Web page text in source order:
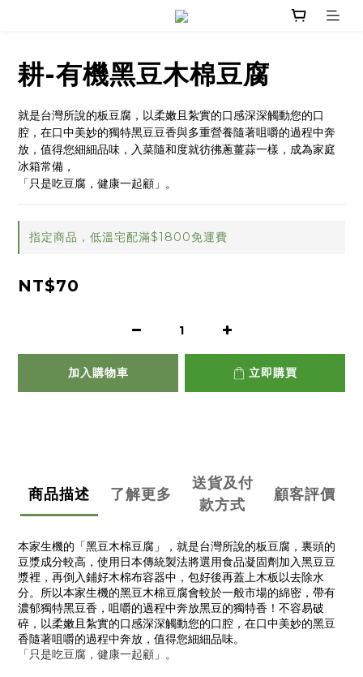
耕-有機黑豆木棉豆腐
就是台灣所說的板豆腐，以柔嫩且紮實的口感深深觸動您的口
腔，在口中美妙的獨特黑豆豆香與多重營養隨著咀嚼的過程中奔
放，值得您細細品味，入菜隨和度就彷彿蔥薑蒜一樣，成為家庭
冰箱常備，
「只是吃豆腐，健康一起顧」。
指定商品，低溫宅配滿$1800免運費
NT$70
加入購物車 立即購買
商品描述 了解更多
送貨及付
款方式
顧客評價
本家生機的「黑豆木棉豆腐」，就是台灣所說的板豆腐，裏頭的
豆漿成分較高，使用日本傳統製法將選用食品凝固劑加入黑豆豆
漿裡，再倒入鋪好木棉布容器中，包好後再蓋上木板以去除水
分。所以本家生機的黑豆木棉豆腐會較於一般市場的綿密，帶有
濃郁獨特黑豆香，咀嚼的過程中奔放黑豆的獨特香！不容易破
碎，以柔嫩且紮實的口感深深觸動您的口腔，在口中美妙的黑豆
香隨著咀嚼的過程中奔放，值得您細細品味。
「只是吃豆腐，健康一起顧」。